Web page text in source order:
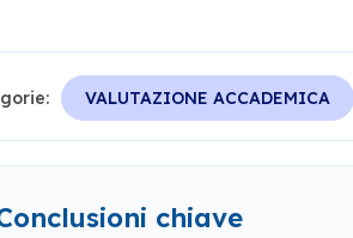
VALUTAZIONE ACCADEMICA
chiave